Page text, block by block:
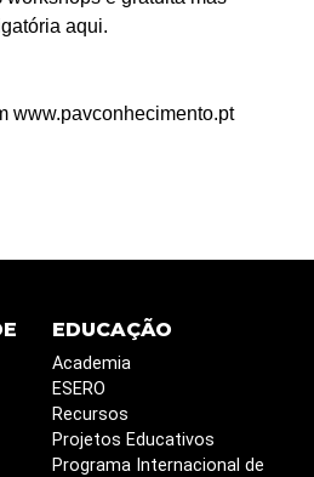
aqui.
www.pavconhecimento.pt
EDUCAÇÃO
Academia
ESERO
Recursos
Projetos Educativos
Programa Internacional de